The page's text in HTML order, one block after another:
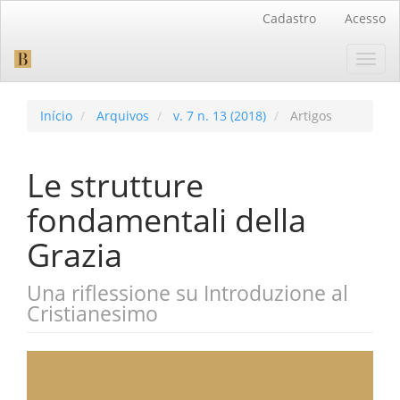
Barra
Cadastro Acesso
Início Arquivos v. 7 n. 13 (2018) Artigos
Le strutture
fondamentali della
Grazia
Una riflessione su Introduzione al
Cristianesimo